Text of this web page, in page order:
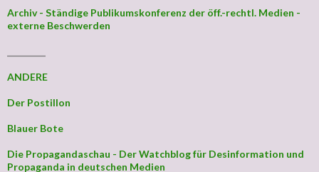
Archiv - Ständige Publikumskonferenz der öff.-rechtl. Medien -
externe Beschwerden
ANDERE
Der Postillon
Blauer Bote
Die Propagandaschau - Der Watchblog für Desinformation und
Propaganda in deutschen Medien